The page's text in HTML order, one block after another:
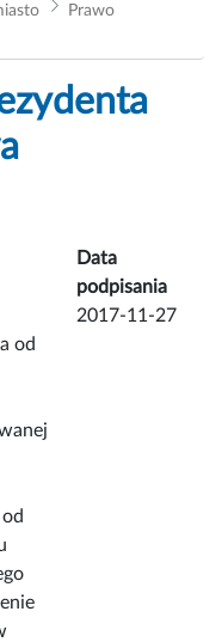
Prawo
Data
podpisania
od
2017-11-27